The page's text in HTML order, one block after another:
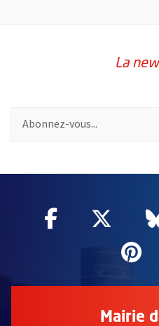
La
Facebook
, Ouvre ,
,
Mairie